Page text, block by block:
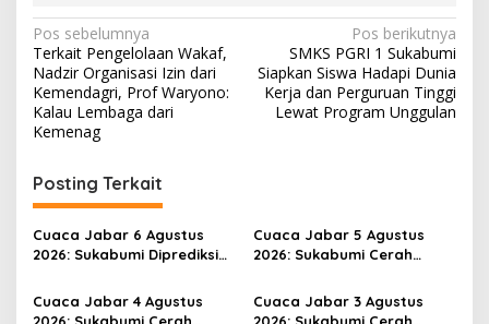
N
a
v
i
a
s
i
o
Pos sebelumnya
Terkait Pengelolaan Wakaf,
Nadzir Organisasi Izin dari
Kemendagri, Prof Waryono:
Kalau Lembaga dari
Kemenag
Pos berikutnya
SMKS PGRI 1 Sukabumi
Siapkan Siswa Hadapi Dunia
Kerja dan Perguruan Tinggi
Lewat Program Unggulan
Posting Terkait
Cuaca Jabar 6 Agustus
2026: Sukabumi Diprediksi
Waspada Petir dan Angin
Kencang
Cuaca Jabar 5 Agustus
2026: Sukabumi Cerah
lokal di Siang-Sore dan
Waspada Angin Kencang di
Cuaca Jabar 4 Agustus
2026: Sukabumi Cerah
Cuaca Jabar 3 Agustus
2026: Sukabumi Cerah